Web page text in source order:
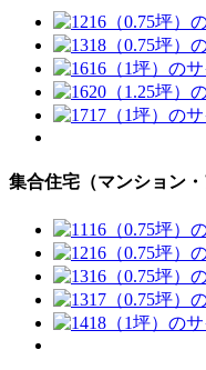
集合住宅（マンション・